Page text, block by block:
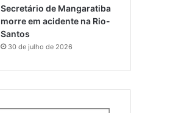
Secretário de Mangaratiba
morre em acidente na Rio-
Santos
30 de julho de 2026